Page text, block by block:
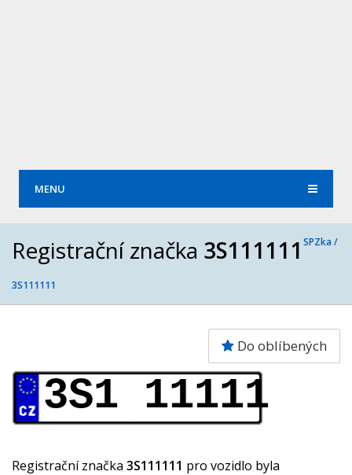
MENU
Registrační značka 3S111111 SPZka /
3S111111
Do oblíbených
3S1 11111
Registrační značka 3S111111 pro vozidlo byla